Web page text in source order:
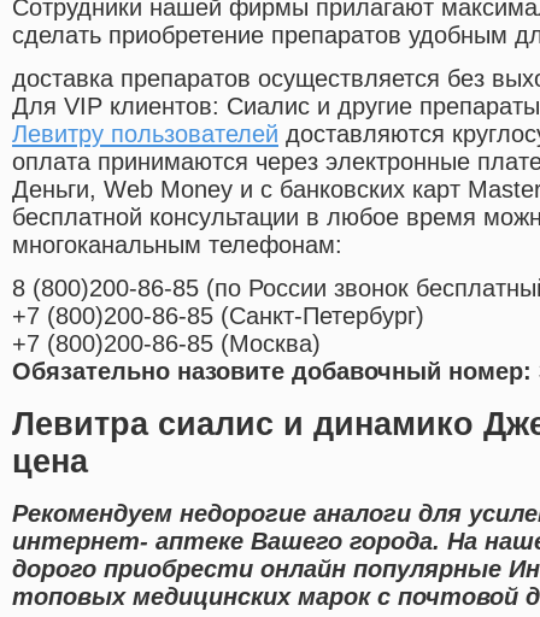
Cотрудники нашей фирмы прилагают
сделать приобретение препаратов удобным
доставка препаратов осуществляется без
Для VIP клиентов: Сиалис и другие
Левитру пользователей доставляются
оплата принимаются через электронные
Деньги, Web Money и с банковских карт
бесплатной консультации в любое время
многоканальным телефонам:
8 (800)200-86-85 (по России звонок
+7 (800)200-86-85 (Санкт-Петербург)
+7 (800)200-86-85 (Москва)
Обязательно назовите добавочный номер:
Левитра сиалис и динамико
цена
Рекомендуем недорогие аналоги для
интернет- аптеке Вашего города. На
дорого приобрести онлайн популярные
топовых медицинских марок с почтовой